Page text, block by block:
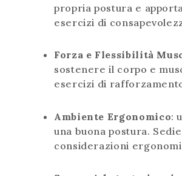
propria postura e
esercizi di
Forza e Flessibilità
sostenere il corpo e
esercizi di
Ambiente Ergonomico:
una buona postura.
considerazioni